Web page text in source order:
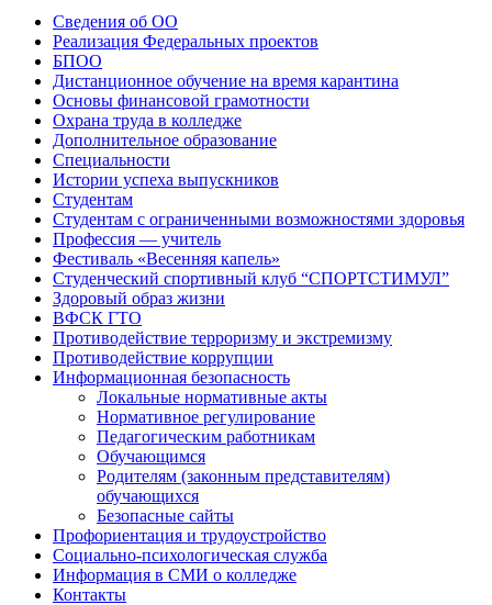
Сведения об ОО
Реализация Федеральных проектов
БПОО
Дистанционное обучение на время карантина
Основы финансовой грамотности
Охрана труда в колледже
Дополнительное образование
Специальности
Истории успеха выпускников
Студентам
Студентам с ограниченными возможностями здоровья
Профессия — учитель
Фестиваль «Весенняя капель»
Студенческий спортивный клуб “СПОРТСТИМУЛ”
Здоровый образ жизни
ВФСК ГТО
Противодействие терроризму и экстремизму
Противодействие коррупции
Информационная безопасность
Локальные нормативные акты
Нормативное регулирование
Педагогическим работникам
Обучающимся
Родителям (законным представителям)
обучающихся
Безопасные сайты
Профориентация и трудоустройство
Социально-психологическая служба
Информация в СМИ о колледже
Контакты